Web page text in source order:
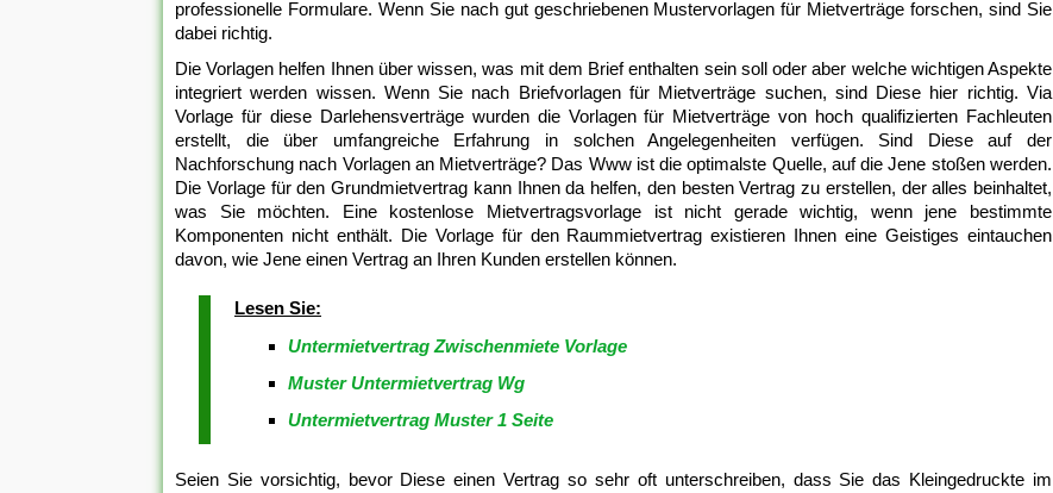
professionelle Formulare. Wenn Sie nach gut geschriebenen Mustervorlagen für Mietverträge forschen, sind Sie
dabei richtig.
Die Vorlagen helfen Ihnen über wissen, was mit dem Brief enthalten sein soll oder aber welche wichtigen Aspekte
integriert werden wissen. Wenn Sie nach Briefvorlagen für Mietverträge suchen, sind Diese hier richtig. Via
Vorlage für diese Darlehensverträge wurden die Vorlagen für Mietverträge von hoch qualifizierten Fachleuten
erstellt, die über umfangreiche Erfahrung in solchen Angelegenheiten verfügen. Sind Diese auf der
Nachforschung nach Vorlagen an Mietverträge? Das Www ist die optimalste Quelle, auf die Jene stoßen werden.
Die Vorlage für den Grundmietvertrag kann Ihnen da helfen, den besten Vertrag zu erstellen, der alles beinhaltet,
was Sie möchten. Eine kostenlose Mietvertragsvorlage ist nicht gerade wichtig, wenn jene bestimmte
Komponenten nicht enthält. Die Vorlage für den Raummietvertrag existieren Ihnen eine Geistiges eintauchen
davon, wie Jene einen Vertrag an Ihren Kunden erstellen können.
Lesen Sie:
Untermietvertrag Zwischenmiete Vorlage
Muster Untermietvertrag Wg
Untermietvertrag Muster 1 Seite
Seien Sie vorsichtig, bevor Diese einen Vertrag so sehr oft unterschreiben, dass Sie das Kleingedruckte im